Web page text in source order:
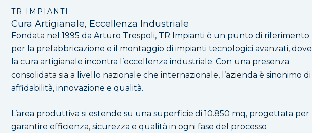
TR IMPIANTI
Cura Artigianale, Eccellenza Industriale
Fondata nel 1995 da Arturo Trespoli, TR Impianti è un punto di riferimento
per la prefabbricazione e il montaggio di impianti tecnologici avanzati, dove
la cura artigianale incontra l’eccellenza industriale. Con una presenza
consolidata sia a livello nazionale che internazionale, l’azienda è sinonimo di
affidabilità, innovazione e qualità.
L’area produttiva si estende su una superficie di 10.850 mq, progettata per
garantire efficienza, sicurezza e qualità in ogni fase del processo